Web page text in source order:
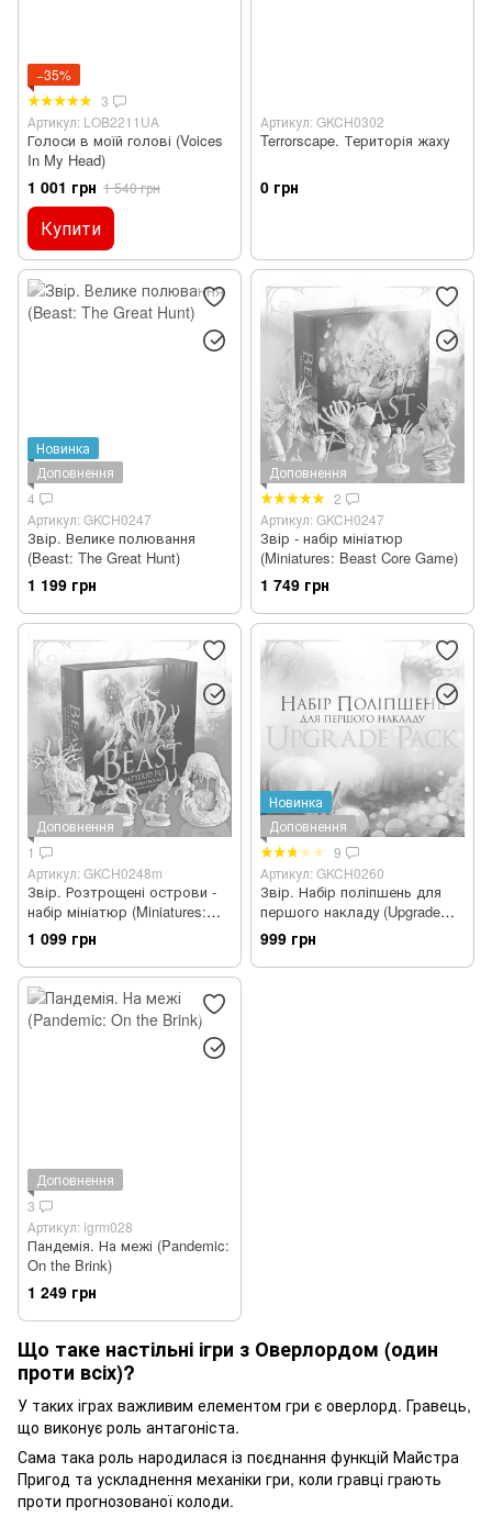
−35%
3
Артикул: LOB2211UA
Голоси в моїй голові (Voices
In My Head)
1 001 грн 1 540 грн
Купити
Артикул: GKCH0302
Terrorscape. Територія жаху
0 грн
Новинка
Доповнення
4
Артикул: GKCH0247
Звір. Велике полювання
(Beast: The Great Hunt)
1 199 грн
Доповнення
2
Артикул: GKCH0247
Звір - набір мініатюр
(Miniatures: Beast Core Game)
1 749 грн
Доповнення
1
Артикул: GKCH0248m
Звір. Розтрощені острови -
набір мініатюр (Miniatures:
Shattered Isles)
1 099 грн
Новинка
Доповнення
9
Артикул: GKCH0260
Звір. Набір поліпшень для
першого накладу (Upgrade
Pack)
999 грн
Доповнення
3
Артикул: igrm028
Пандемія. На межі (Pandemic:
On the Brink)
1 249 грн
Що таке настільні ігри з Оверлордом (один
проти всіх)?
У таких іграх важливим елементом гри є оверлорд. Гравець,
що виконує роль антагоніста.
Сама така роль народилася із поєднання функцій Майстра
Пригод та ускладнення механіки гри, коли гравці грають
проти прогнозованої колоди.